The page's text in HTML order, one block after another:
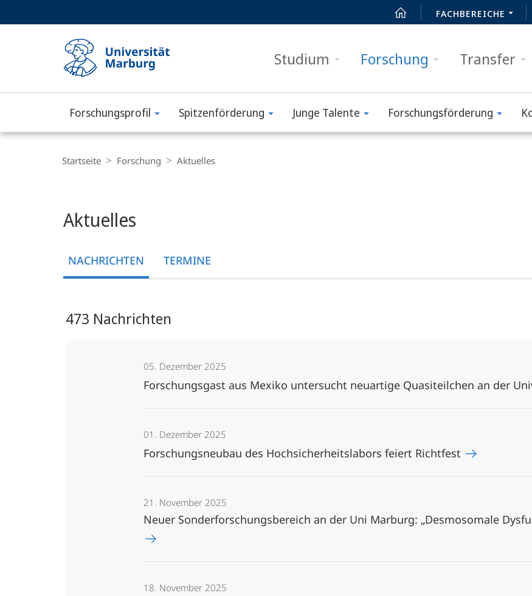
FACHBEREICHE
Studium Forschung Transfer
Philipps-
Universität
Marburg
Forschungs­profil Spitzenförderung Junge Talente Forschungsförderung
Navigation
Startseite Forschung Aktuelles
Aktuelles
NACHRICHTEN TERMINE
473 Nachrichten
05. Dezember 2025
Forschungsgast aus Mexiko untersucht neuartige Quasiteilchen an der
01. Dezember 2025
Forschungsneubau des Hochsicherheitslabors feiert Richtfest
21. November 2025
Neuer Sonderforschungsbereich an der Uni Marburg: „Desmosomale
18. November 2025